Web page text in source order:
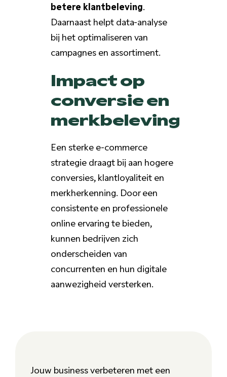
betere klantbeleving.
Daarnaast helpt data-analyse
bij het optimaliseren van
campagnes en assortiment.
Impact op
conversie en
merkbeleving
Een sterke e-commerce
strategie draagt bij aan hogere
conversies, klantloyaliteit en
merkherkenning. Door een
consistente en professionele
online ervaring te bieden,
kunnen bedrijven zich
onderscheiden van
concurrenten en hun digitale
aanwezigheid versterken.
Jouw business verbeteren met een